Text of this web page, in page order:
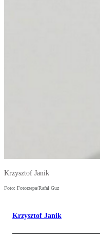
Krzysztof Janik
Foto: Fotorzepa/Rafał Guz
Krzysztof Janik